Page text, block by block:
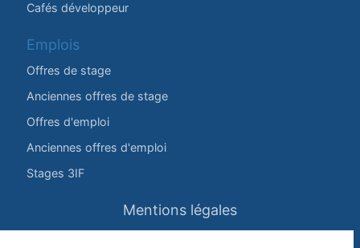
Cafés développeur
Emplois
Offres de stage
Anciennes offres de stage
Offres d'emploi
Anciennes offres d'emploi
Stages 3IF
Mentions légales